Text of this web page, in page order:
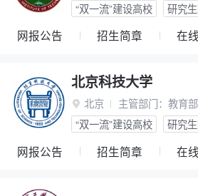
“双一流”建设高校
研究
网报公告 招生简章 在
北京科技大学
 北京 主管部门： 教育部
“双一流”建设高校
研究
网报公告 招生简章 在